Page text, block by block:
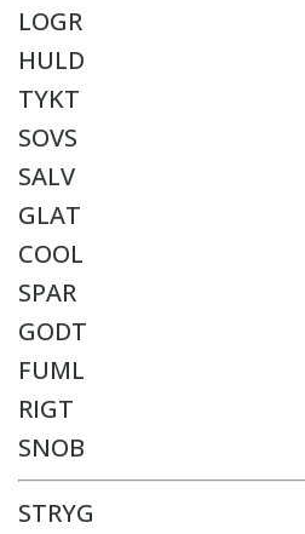
LOGR
HULD
TYKT
SOVS
SALV
GLAT
COOL
SPAR
GODT
FUML
RIGT
SNOB
STRYG